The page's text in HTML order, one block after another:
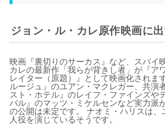
ジョン・ル・カレ原作映画に
映画『裏切りのサーカス』など、スパイ
カレの最新作「我らが背きし者」が『ア
レイター（原題）』として映画化されま
ルージュ』のユアン・マクレガー、共演
スト・ホテル』のレイフ・ファインズや
バル』のマッツ・ミケルセンなど実力派
の公開は未定です。 ナオミ・ハリスは
人役を演じているそうです。